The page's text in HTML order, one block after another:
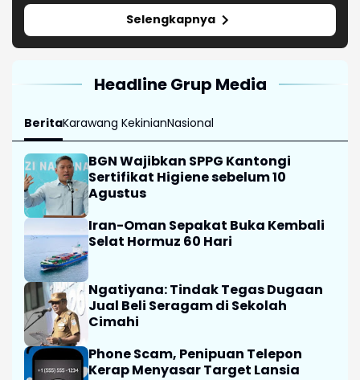
Selengkapnya
Headline Grup Media
BeritaKarawang KekinianNasional
BGN Wajibkan SPPG Kantongi
Sertifikat Higiene sebelum 10
Agustus
Iran-Oman Sepakat Buka Kembali
Selat Hormuz 60 Hari
Ngatiyana: Tindak Tegas Dugaan
Jual Beli Seragam di Sekolah
Cimahi
Phone Scam, Penipuan Telepon
Kerap Menyasar Target Lansia